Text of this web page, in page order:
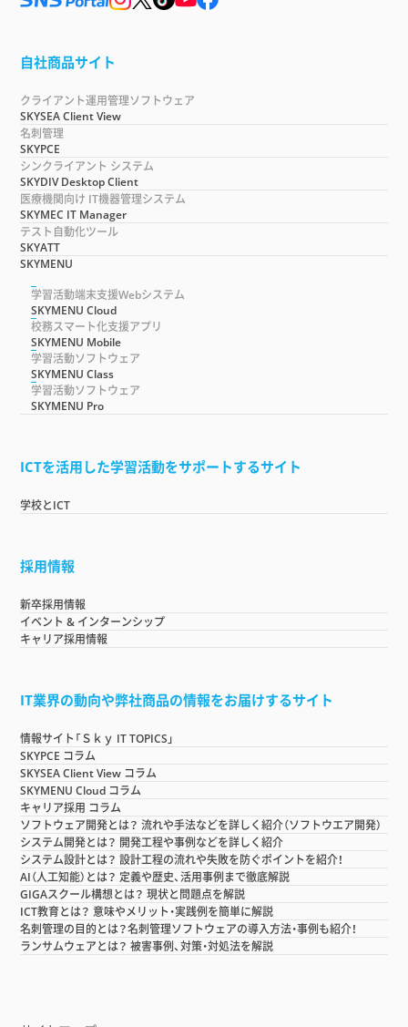
自社商品サイト
クライアント運用管理ソフトウェア
SKYSEA Client View
名刺管理
SKYPCE
シンクライアント システム
SKYDIV Desktop Client
医療機関向け IT機器管理システム
SKYMEC IT Manager
テスト自動化ツール
SKYATT
SKYMENU
学習活動端末支援Webシステム
SKYMENU Cloud
校務スマート化支援アプリ
SKYMENU Mobile
学習活動ソフトウェア
SKYMENU Class
学習活動ソフトウェア
SKYMENU Pro
ICTを活用した学習活動をサポートするサイト
学校とICT
採用情報
新卒採用情報
イベント & インターンシップ
キャリア採用情報
IT業界の動向や弊社商品の情報をお届けするサイト
情報サイト「Ｓｋｙ IT TOPICS」
SKYPCE コラム
SKYSEA Client View コラム
SKYMENU Cloud コラム
キャリア採用 コラム
ソフトウェア開発とは？ 流れや手法などを詳しく紹介（ソフトウエア開発）
システム開発とは？ 開発工程や事例などを詳しく紹介
システム設計とは？ 設計工程の流れや失敗を防ぐポイントを紹介！
AI（人工知能）とは？ 定義や歴史、活用事例まで徹底解説
GIGAスクール構想とは？ 現状と問題点を解説
ICT教育とは？ 意味やメリット・実践例を簡単に解説
名刺管理の目的とは？名刺管理ソフトウェアの導入方法・事例も紹介！
ランサムウェアとは？ 被害事例、対策・対処法を解説